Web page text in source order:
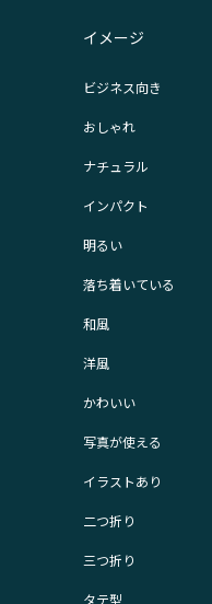
イメージ
ビジネス向き
おしゃれ
ナチュラル
インパクト
明るい
落ち着いている
和風
洋風
かわいい
写真が使える
イラストあり
二つ折り
三つ折り
タテ型